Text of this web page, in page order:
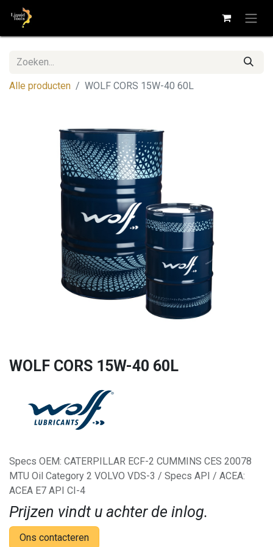
Alle producten WOLF CORS 15W-40 60L
WOLF CORS 15W-40 60L
Specs OEM: CATERPILLAR ECF-2 CUMMINS CES 20078
MTU Oil Category 2 VOLVO VDS-3 / Specs API / ACEA:
ACEA E7 API CI-4
Prijzen vindt u achter de inlog.
Ons contacteren